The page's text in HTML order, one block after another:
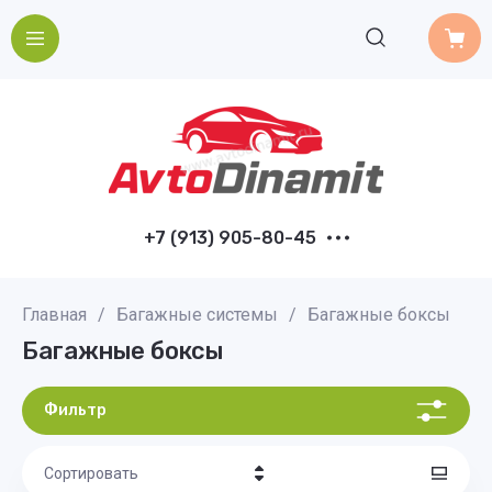
+7 (913) 905-80-45
Главная / Багажные системы / Багажные боксы
Багажные боксы
Фильтр
Сортировать